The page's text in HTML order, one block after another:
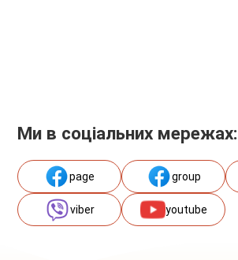
Ми в соціальних мережах:
page group
viber youtube